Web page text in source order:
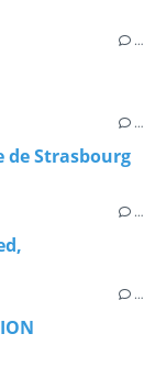
…
…
Strasbourg
…
…